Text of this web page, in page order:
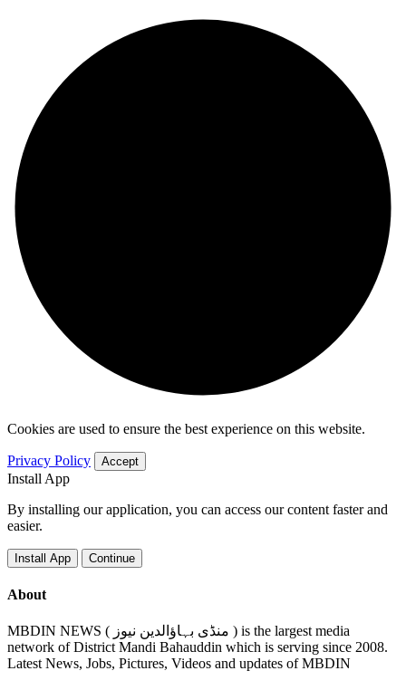
Cookies are used to ensure the best experience on this website.
Privacy Policy Accept
Install App
By installing our application, you can access our content faster and
easier.
Install App Continue
About
MBDIN NEWS ( منڈی بہاؤالدین نیوز ) is the largest media
network of District Mandi Bahauddin which is serving since 2008.
Latest News, Jobs, Pictures, Videos and updates of MBDIN